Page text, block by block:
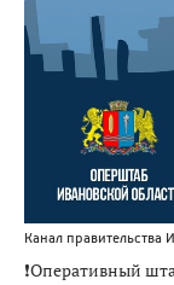
Канал правительства
❗Оперативный